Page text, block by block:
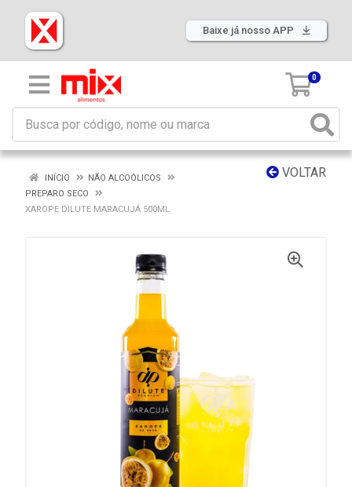
Baixe já nosso APP
0
VOLTAR
INÍCIO
NÃO ALCOÓLICOS
PREPARO SECO
XAROPE DILUTE MARACUJÁ 500ML